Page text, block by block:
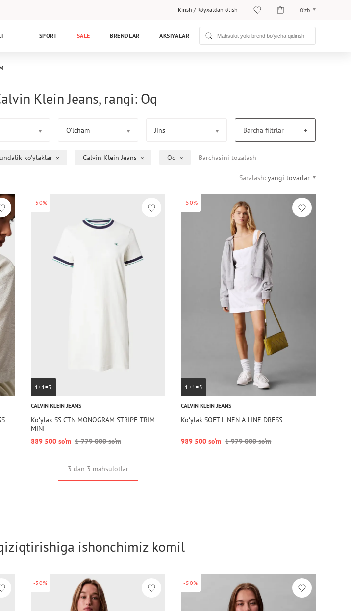
Kirish / Ro‘yxatdan o‘tish O‘zb
Рус
SPORT SALE BRENDLAR AKSIYALAR
Klein Jeans, rangi: Oq
O’lcham Jins Barcha filtrlar
ko'ylaklar Calvin Klein Jeans Oq Barchasini tozalash
Saralash: yangi tovarlar
-50%
1+1=3
CALVIN KLEIN JEANS
Koʻylak SS CTN MONOGRAM STRIPE TRIM
MINI
889 500 so‘m 1 779 000 so‘m
-50%
1+1=3
CALVIN KLEIN JEANS
Koʻylak SOFT LINEN A-LINE DRESS
989 500 so‘m 1 979 000 so‘m
3 dan 3 mahsulotlar
ishonchimiz komil
-50% -50%